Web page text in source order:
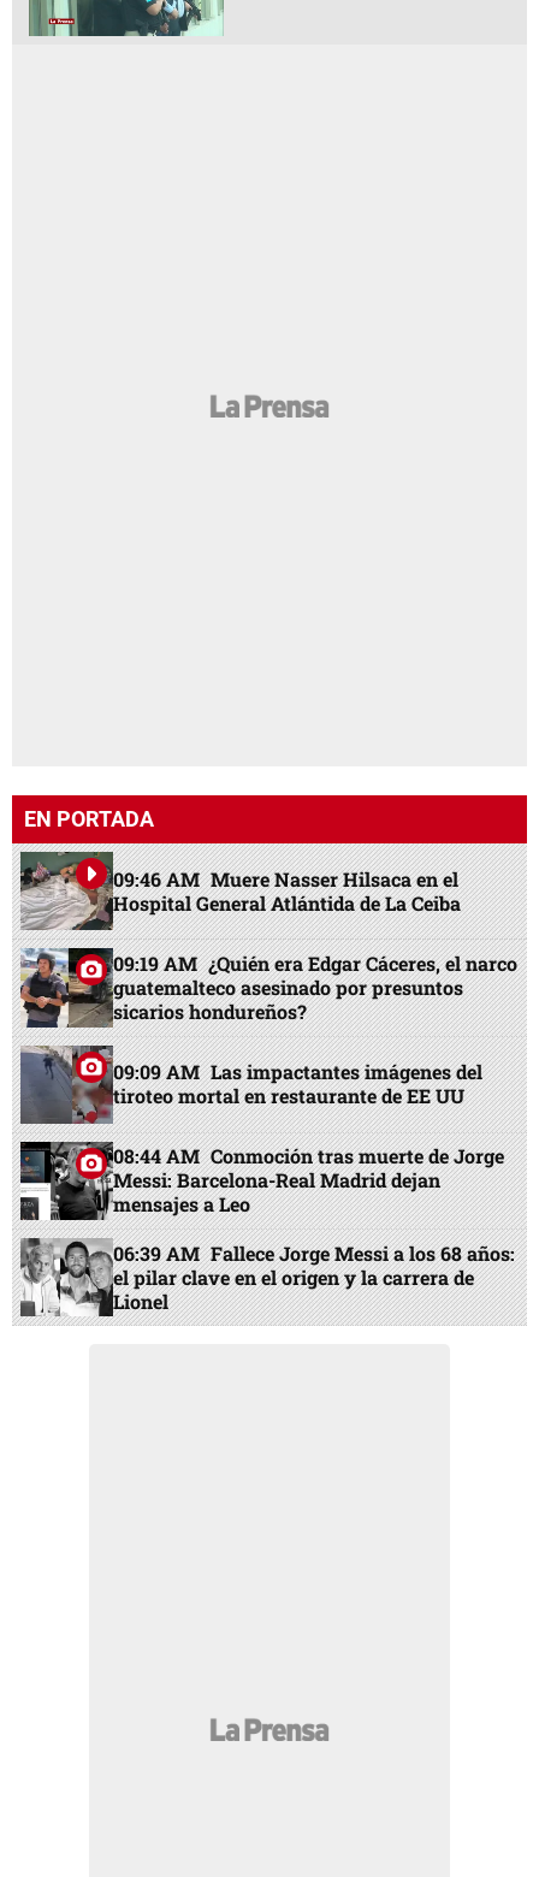
EN PORTADA
09:46 AM Muere Nasser Hilsaca en el
Hospital General Atlántida de La Ceiba
09:19 AM ¿Quién era Edgar Cáceres, el narco
guatemalteco asesinado por presuntos
sicarios hondureños?
09:09 AM Las impactantes imágenes del
tiroteo mortal en restaurante de EE UU
08:44 AM Conmoción tras muerte de Jorge
Messi: Barcelona-Real Madrid dejan
mensajes a Leo
06:39 AM Fallece Jorge Messi a los 68 años:
el pilar clave en el origen y la carrera de
Lionel